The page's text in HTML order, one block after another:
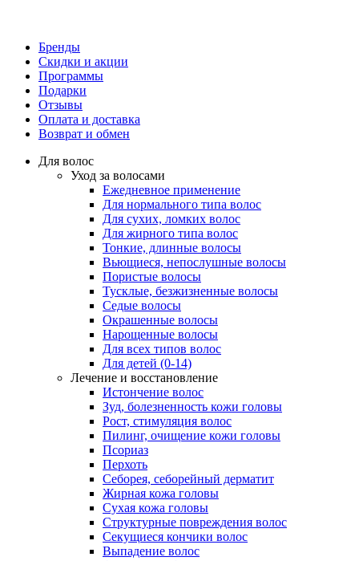
Бренды
Скидки и акции
Программы
Подарки
Отзывы
Оплата и доставка
Возврат и обмен
Для волос
Уход за волосами
Ежедневное применение
Для нормального типа волос
Для сухих, ломких волос
Для жирного типа волос
Тонкие, длинные волосы
Вьющиеся, непослушные волосы
Пористые волосы
Тусклые, безжизненные волосы
Седые волосы
Окрашенные волосы
Нарощенные волосы
Для всех типов волос
Для детей (0-14)
Лечение и восстановление
Истончение волос
Зуд, болезненность кожи головы
Рост, стимуляция волос
Пилинг, очищение кожи головы
Псориаз
Перхоть
Себорея, себорейный дерматит
Жирная кожа головы
Сухая кожа головы
Структурные повреждения волос
Секущиеся кончики волос
Выпадение волос